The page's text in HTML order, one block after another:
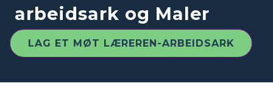
arbeidsark og Maler
LAG ET MØT LÆREREN-ARBEIDSARK